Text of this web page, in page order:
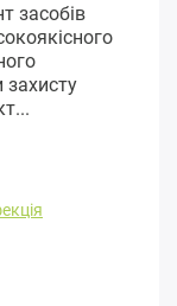
засобів